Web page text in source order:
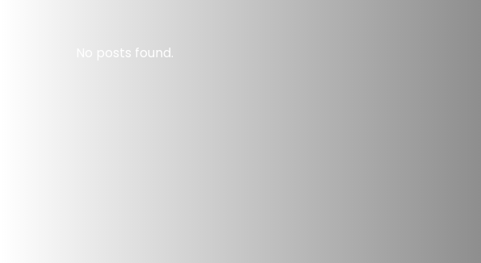
No posts found.